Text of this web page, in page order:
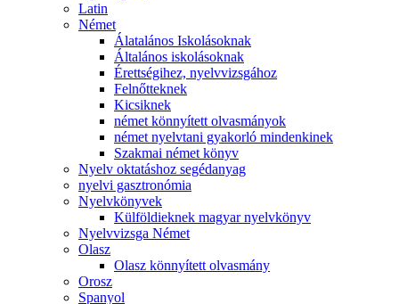
Latin
Német
Álatalános Iskolásoknak
Általános iskolásoknak
Érettségihez, nyelvvizsgához
Felnőtteknek
Kicsiknek
német könnyített olvasmányok
német nyelvtani gyakorló mindenkinek
Szakmai német könyv
Nyelv oktatáshoz segédanyag
nyelvi gasztronómia
Nyelvkönyvek
Külföldieknek magyar nyelvkönyv
Nyelvvizsga Német
Olasz
Olasz könnyített olvasmány
Orosz
Spanyol